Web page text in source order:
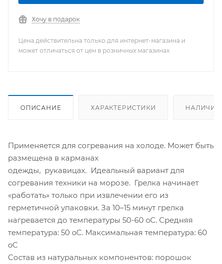
Хочу в подарок
Цена действительна только для интернет-магазина и
может отличаться от цен в розничных магазинах
ОПИСАНИЕ ХАРАКТЕРИСТИКИ НАЛИЧИЕ
Применяется для согревания на холоде. Может быть
размещена в карманах
одежды, рукавицах. Идеальный вариант для
согревания техники на морозе. Грелка начинает
«работать» только при извлечении его из
герметичной упаковки. За 10–15 минут грелка
нагревается до температуры 50-60 oС. Средняя
температура: 50 oС. Максимальная температура: 60
oС
Состав из натуральных компонентов: порошок